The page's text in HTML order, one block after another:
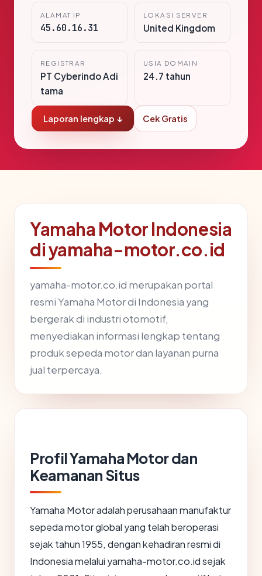
ALAMAT IP
45.60.16.31
LOKASI SERVER
United Kingdom
REGISTRAR
PT Cyberindo Adi
tama
USIA DOMAIN
24.7 tahun
Laporan lengkap ↓ Cek Gratis
Yamaha Motor Indonesia
di yamaha-motor.co.id
yamaha-motor.co.id merupakan portal
resmi Yamaha Motor di Indonesia yang
bergerak di industri otomotif,
menyediakan informasi lengkap tentang
produk sepeda motor dan layanan purna
jual terpercaya.
Profil Yamaha Motor dan
Keamanan Situs
Yamaha Motor adalah perusahaan manufaktur
sepeda motor global yang telah beroperasi
sejak tahun 1955, dengan kehadiran resmi di
Indonesia melalui yamaha-motor.co.id sejak